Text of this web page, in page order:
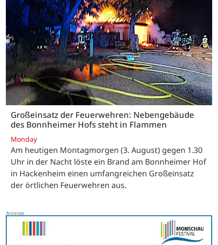
Großeinsatz der Feuerwehren: Nebengebäude
des Bonnheimer Hofs steht in Flammen
Monday
Am heutigen Montagmorgen (3. August) gegen 1.30
Uhr in der Nacht löste ein Brand am Bonnheimer Hof
in Hackenheim einen umfangreichen Großeinsatz
der örtlichen Feuerwehren aus.